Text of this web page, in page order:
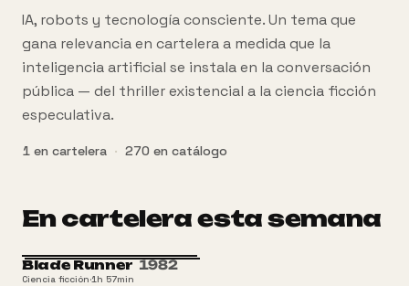
IA, robots y tecnología consciente. Un tema que
gana relevancia en cartelera a medida que la
inteligencia artificial se instala en la conversación
pública — del thriller existencial a la ciencia ficción
especulativa.
1 en cartelera · 270 en catálogo
En cartelera esta semana
REESTRENO +16
Blade Runner 1982
Ciencia ficción·1h 57min